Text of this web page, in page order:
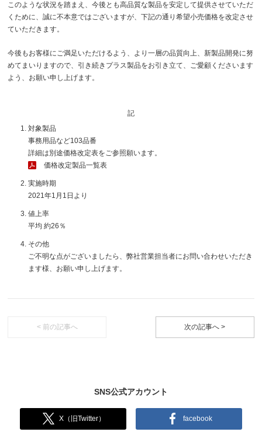
このような状況を踏まえ、今後とも高品質な製品を安定して提供させていただ
くために、誠に不本意ではございますが、下記の通り希望小売価格を改定させ
ていただきます。
今後もお客様にご満足いただけるよう、より一層の品質向上、新製品開発に努
めてまいりますので、引き続きプラス製品をお引き立て、ご愛顧くださいます
よう、お願い申し上げます。
記
対象製品
事務用品など103品番
詳細は別途価格改定表をご参照願います。
価格改定製品一覧表
実施時期
2021年1月1日より
値上率
平均 約26％
その他
ご不明な点がございましたら、弊社営業担当者にお問い合わせいただき
ます様、お願い申し上げます。
< 前の記事へ 次の記事へ >
SNS公式アカウント
X（旧Twitter） facebook